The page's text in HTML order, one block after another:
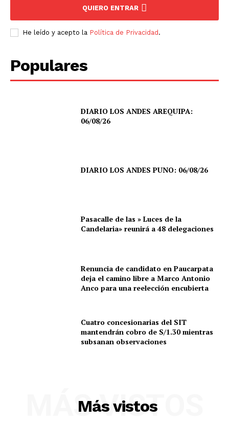
QUIERO ENTRAR
He leído y acepto la Política de Privacidad .
Populares
DIARIO LOS ANDES AREQUIPA:
06/08/26
DIARIO LOS ANDES PUNO: 06/08/26
Pasacalle de las » Luces de la
Candelaria» reunirá a 48 delegaciones
Renuncia de candidato en Paucarpata
deja el camino libre a Marco Antonio
Anco para una reelección encubierta
Cuatro concesionarias del SIT
mantendrán cobro de S/1.30 mientras
subsanan observaciones
Más vistos
MÁS VISTOS